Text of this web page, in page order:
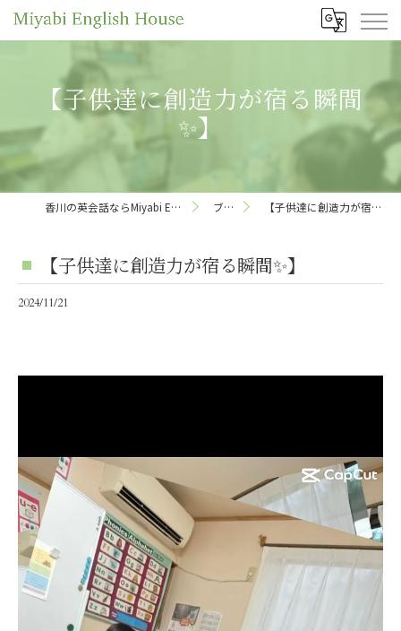
【子供達に創造力が宿る瞬間
✨】
香川の英会話ならMiyabi English House ブログ 【子供達に創造力が宿る瞬間✨】
【子供達に創造力が宿る瞬間✨】
2024/11/21